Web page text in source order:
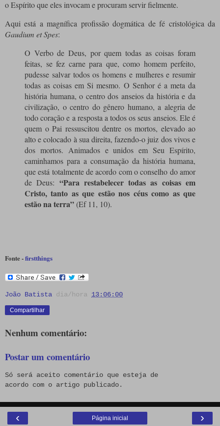
o Espírito que eles invocam e procuram servir fielmente.
Aqui está a magnífica profissão dogmática de fé cristológica da
Gaudium et Spes:
O Verbo de Deus, por quem todas as coisas foram
feitas, se fez carne para que, como homem perfeito,
pudesse salvar todos os homens e mulheres e resumir
todas as coisas em Si mesmo. O Senhor é a meta da
história humana, o centro dos anseios da história e da
civilização, o centro do gênero humano, a alegria de
todo coração e a resposta a todos os seus anseios. Ele é
quem o Pai ressuscitou dentre os mortos, elevado ao
alto e colocado à sua direita, fazendo-o juiz dos vivos e
dos mortos. Animados e unidos em Seu Espírito,
caminhamos para a consumação da história humana,
que está totalmente de acordo com o conselho do amor
de Deus: “Para restabelecer todas as coisas em
Cristo, tanto as que estão nos céus como as que
estão na terra” (Ef 11, 10).
Fonte -firstthings
João Batista dia/hora 13:06:00
Compartilhar
Nenhum comentário:
Postar um comentário
Só será aceito comentário que esteja de
acordo com o artigo publicado.
‹ ›
Página inicial